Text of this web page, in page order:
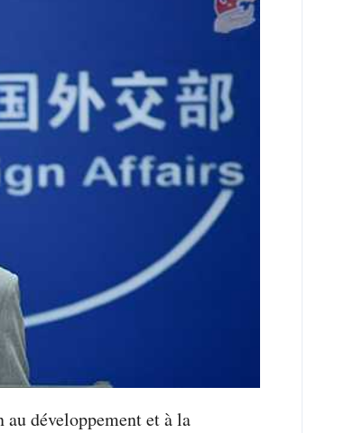
développement et à la